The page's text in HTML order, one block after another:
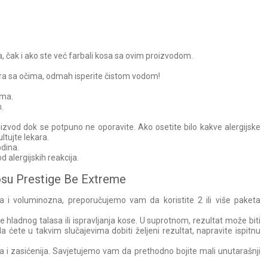
i ako ste već farbali kosa sa ovim proizvodom.
sa očima, odmah isperite čistom vodom!
dok se potpuno ne oporavite. Ako osetite bilo kakve alergijske
lekara.
alergijskih reakcija.
Prestige Be Extreme
i voluminozna, preporučujemo vam da koristite 2 ili više paketa
hladnog talasa ili ispravljanja kose. U suprotnom, rezultat može biti
ćete u takvim slučajevima dobiti željeni rezultat, napravite ispitnu
i zasićenija. Savjetujemo vam da prethodno bojite mali unutarašnji